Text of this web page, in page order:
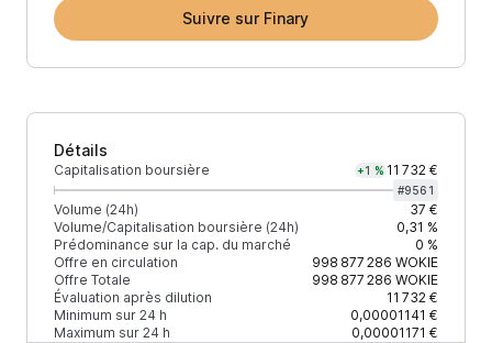
Suivre sur Finary
Détails
Capitalisation boursière +1 % 11 732 €
#9561
Volume (24h)
37 €
Volume/Capitalisation boursière (24h)
0,31 %
Prédominance sur la cap. du marché
0 %
Offre en circulation
998 877 286 WOKIE
Offre Totale
998 877 286 WOKIE
Évaluation après dilution
11 732 €
Minimum sur 24 h
0,00001141 €
Maximum sur 24 h
0,00001171 €